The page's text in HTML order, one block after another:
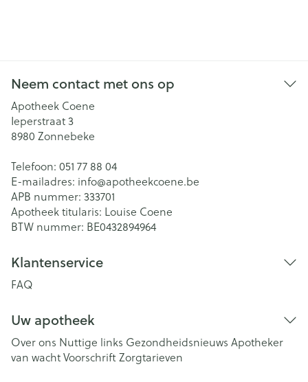
Neem contact met ons op
Apotheek Coene
Ieperstraat 3
8980 Zonnebeke
Telefoon: 051 77 88 04
E-mailadres: info@apotheekcoene.be
APB nummer: 333701
Apotheek titularis: Louise Coene
BTW nummer: BE0432894964
Klantenservice
FAQ
Uw apotheek
Over ons Nuttige links Gezondheidsnieuws Apotheker
van wachtVoorschriftZorgtarieven